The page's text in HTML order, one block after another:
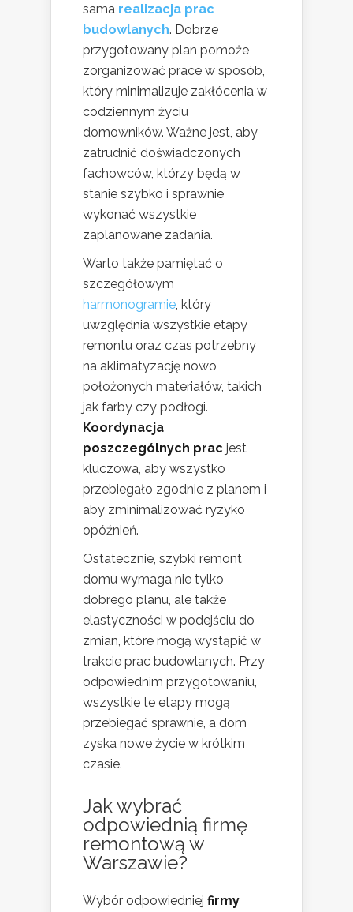
sama realizacja prac
budowlanych. Dobrze
przygotowany plan pomoże
zorganizować prace w sposób,
który minimalizuje zakłócenia w
codziennym życiu
domowników. Ważne jest, aby
zatrudnić doświadczonych
fachowców, którzy będą w
stanie szybko i sprawnie
wykonać wszystkie
zaplanowane zadania.
Warto także pamiętać o
szczegółowym
harmonogramie , który
uwzględnia wszystkie etapy
remontu oraz czas potrzebny
na aklimatyzację nowo
położonych materiałów, takich
jak farby czy podłogi.
Koordynacja
poszczególnych prac jest
kluczowa, aby wszystko
przebiegało zgodnie z planem i
aby zminimalizować ryzyko
opóźnień.
Ostatecznie, szybki remont
domu wymaga nie tylko
dobrego planu, ale także
elastyczności w podejściu do
zmian, które mogą wystąpić w
trakcie prac budowlanych. Przy
odpowiednim przygotowaniu,
wszystkie te etapy mogą
przebiegać sprawnie, a dom
zyska nowe życie w krótkim
czasie.
Jak wybrać
odpowiednią firmę
remontową w
Warszawie?
Wybór odpowiedniej firmy